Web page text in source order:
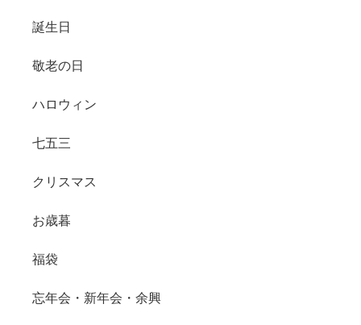
誕生日
敬老の日
ハロウィン
七五三
クリスマス
お歳暮
福袋
忘年会・新年会・余興